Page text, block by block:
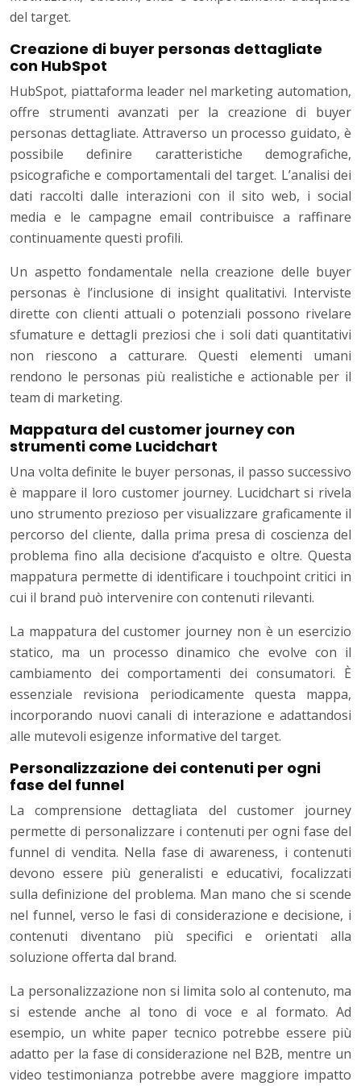
del target.
Creazione di buyer personas dettagliate
con HubSpot
HubSpot, piattaforma leader nel marketing automation,
offre strumenti avanzati per la creazione di buyer
personas dettagliate. Attraverso un processo guidato, è
possibile definire caratteristiche demografiche,
psicografiche e comportamentali del target. L’analisi dei
dati raccolti dalle interazioni con il sito web, i social
media e le campagne email contribuisce a raffinare
continuamente questi profili.
Un aspetto fondamentale nella creazione delle buyer
personas è l’inclusione di insight qualitativi. Interviste
dirette con clienti attuali o potenziali possono rivelare
sfumature e dettagli preziosi che i soli dati quantitativi
non riescono a catturare. Questi elementi umani
rendono le personas più realistiche e actionable per il
team di marketing.
Mappatura del customer journey con
strumenti come Lucidchart
Una volta definite le buyer personas, il passo successivo
è mappare il loro customer journey. Lucidchart si rivela
uno strumento prezioso per visualizzare graficamente il
percorso del cliente, dalla prima presa di coscienza del
problema fino alla decisione d’acquisto e oltre. Questa
mappatura permette di identificare i touchpoint critici in
cui il brand può intervenire con contenuti rilevanti.
La mappatura del customer journey non è un esercizio
statico, ma un processo dinamico che evolve con il
cambiamento dei comportamenti dei consumatori. È
essenziale revisiona periodicamente questa mappa,
incorporando nuovi canali di interazione e adattandosi
alle mutevoli esigenze informative del target.
Personalizzazione dei contenuti per ogni
fase del funnel
La comprensione dettagliata del customer journey
permette di personalizzare i contenuti per ogni fase del
funnel di vendita. Nella fase di awareness, i contenuti
devono essere più generalisti e educativi, focalizzati
sulla definizione del problema. Man mano che si scende
nel funnel, verso le fasi di considerazione e decisione, i
contenuti diventano più specifici e orientati alla
soluzione offerta dal brand.
La personalizzazione non si limita solo al contenuto, ma
si estende anche al tono di voce e al formato. Ad
esempio, un white paper tecnico potrebbe essere più
adatto per la fase di considerazione nel B2B, mentre un
video testimonianza potrebbe avere maggiore impatto